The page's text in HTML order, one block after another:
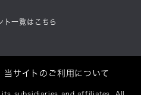
ト一覧はこちら
当サイトのご利用について
subsidiaries and affiliates. All